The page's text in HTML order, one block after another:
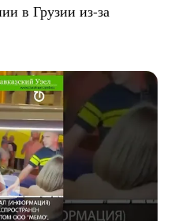
в Грузии из-за